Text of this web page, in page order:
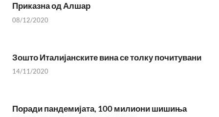
Приказна од Алшар
08/12/2020
Зошто Италијанските вина се толку почитувани
14/11/2020
Поради пандемијата, 100 милиони шишиња